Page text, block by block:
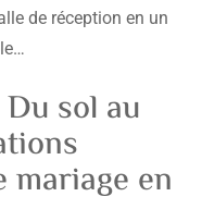
de réception en un
sol au
en